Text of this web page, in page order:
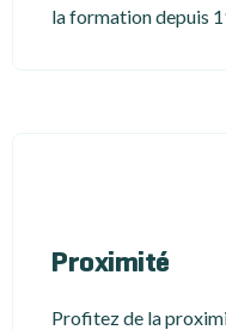
la formation depuis
Proximité
Profitez de la